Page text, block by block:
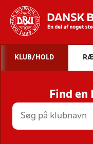
STILLINGER,
KLUB/HOLD
Find